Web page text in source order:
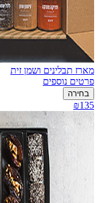
מארז תבלינים ושמן זית
פרטים נוספים
בחירה
₪135